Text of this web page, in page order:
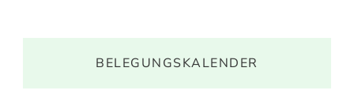
BELEGUNGSKALENDER